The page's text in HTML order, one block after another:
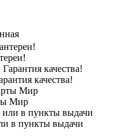
качества!
Мир
в пункты выдачи